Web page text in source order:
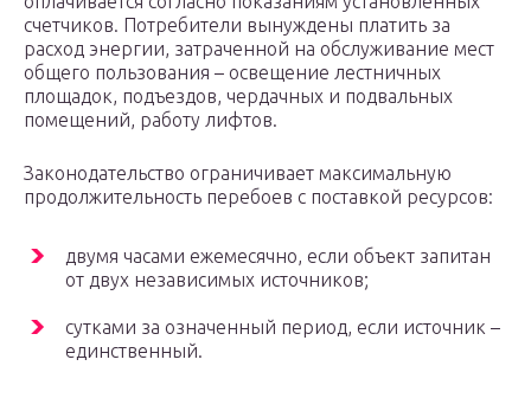
счетчиков. Потребители вынуждены платить за
расход энергии, затраченной на обслуживание мест
общего пользования – освещение лестничных
площадок, подъездов, чердачных и подвальных
помещений, работу лифтов.
Законодательство ограничивает максимальную
продолжительность перебоев с поставкой ресурсов:
двумя часами ежемесячно, если объект запитан
от двух независимых источников;
сутками за означенный период, если источник –
единственный.